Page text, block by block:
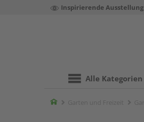
Inspirierende Ausstellung
Alle Kategorien
Home